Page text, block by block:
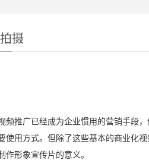
摄
频推广已经成为企业惯用的营销手段
使用方式。但除了这些基本的商业化
作形象宣传片的意义。